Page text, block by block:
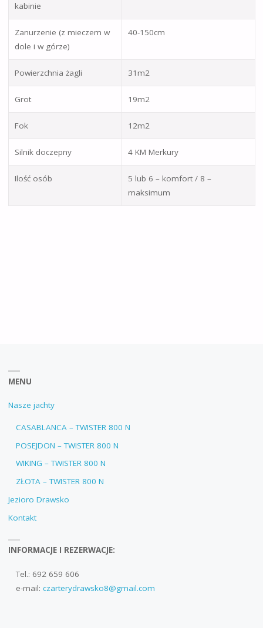
kabinie
Zanurzenie (z mieczem w
dole i w górze)
40-150cm
Powierzchnia żagli 31m2
Grot 19m2
Fok 12m2
Silnik doczepny 4 KM Merkury
Ilość osób
5 lub 6 – komfort / 8 –
maksimum
MENU
Nasze jachty
CASABLANCA – TWISTER 800 N
POSEJDON – TWISTER 800 N
WIKING – TWISTER 800 N
ZŁOTA – TWISTER 800 N
Jezioro Drawsko
Kontakt
INFORMACJE I REZERWACJE:
Tel.: 692 659 606
e-mail: czarterydrawsko8@gmail.com